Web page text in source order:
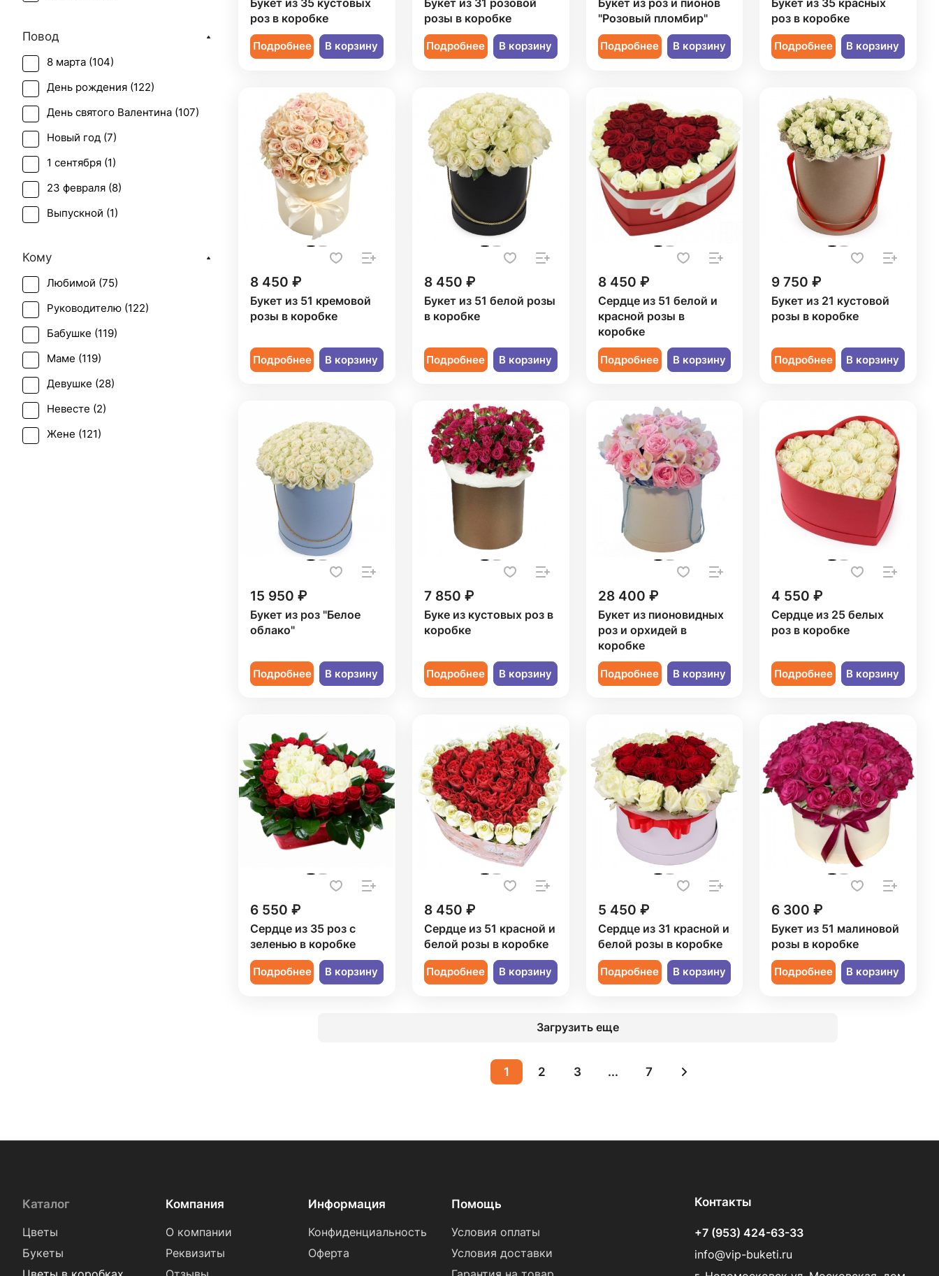
Букет из 35 кустовых
роз в коробке
Подробнее В корзину
Букет из 31 розовой
розы в коробке
Подробнее В корзину
Букет из роз и пионов
"Розовый пломбир"
Подробнее В корзину
Букет из 35 красных
роз в коробке
Подробнее В корзину
8 450 ₽
Букет из 51 кремовой
розы в коробке
Подробнее В корзину
8 450 ₽
Букет из 51 белой розы
в коробке
Подробнее В корзину
8 450 ₽
Сердце из 51 белой и
красной розы в
коробке
Подробнее В корзину
9 750 ₽
Букет из 21 кустовой
розы в коробке
Подробнее В корзину
15 950 ₽
Букет из роз "Белое
облако"
Подробнее В корзину
7 850 ₽
Буке из кустовых роз в
коробке
Подробнее В корзину
28 400 ₽
Букет из пионовидных
роз и орхидей в
коробке
Подробнее В корзину
4 550 ₽
Сердце из 25 белых
роз в коробке
Подробнее В корзину
6 550 ₽
Сердце из 35 роз с
зеленью в коробке
Подробнее В корзину
8 450 ₽
Сердце из 51 красной и
белой розы в коробке
Подробнее В корзину
5 450 ₽
Сердце из 31 красной и
белой розы в коробке
Подробнее В корзину
6 300 ₽
Букет из 51 малиновой
розы в коробке
Подробнее В корзину
Загрузить еще
1 2 3 ... 7
Подсолнух (
Ранункулюс (
Роза (73)
Роза кустовая (24)
Скиммия (1)
Солидаго ( 1)
Статица (1)
Танацетум (1)
Повод
8 марта (104)
День рождения (122)
День святого Валентина (107)
Новый год (7)
1 сентября (1)
23 февраля (8)
Выпускной (1)
День учителя (
Пасха (2)
Первое свидание (115
Последний звонок (
Рождение ребенка (
Рождество (7
Свадьба (1)
Татьянин день (
Кому
Любимой (75)
Руководителю (122)
Бабушке (119)
Маме (119)
Девушке (28)
Невесте (2)
Жене (121)
Каталог
Цветы
Букеты
Компания
О компании
Реквизиты
Информация
Конфиденциальность
Оферта
Помощь
Условия оплаты
Условия доставки
Контакты
+7 (953) 424-63-33
info@vip-buketi.ru